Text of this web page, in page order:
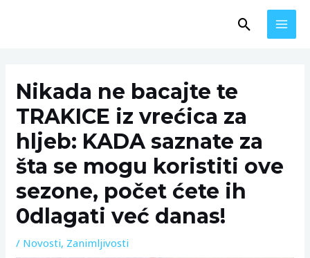
Search
Nikada ne bacajte te
TRAKICE iz vrećica za
hljeb: KADA saznate za
šta se mogu koristiti ove
sezone, počet ćete ih
0dlagati već danas!
/ Novosti, Zanimljivosti